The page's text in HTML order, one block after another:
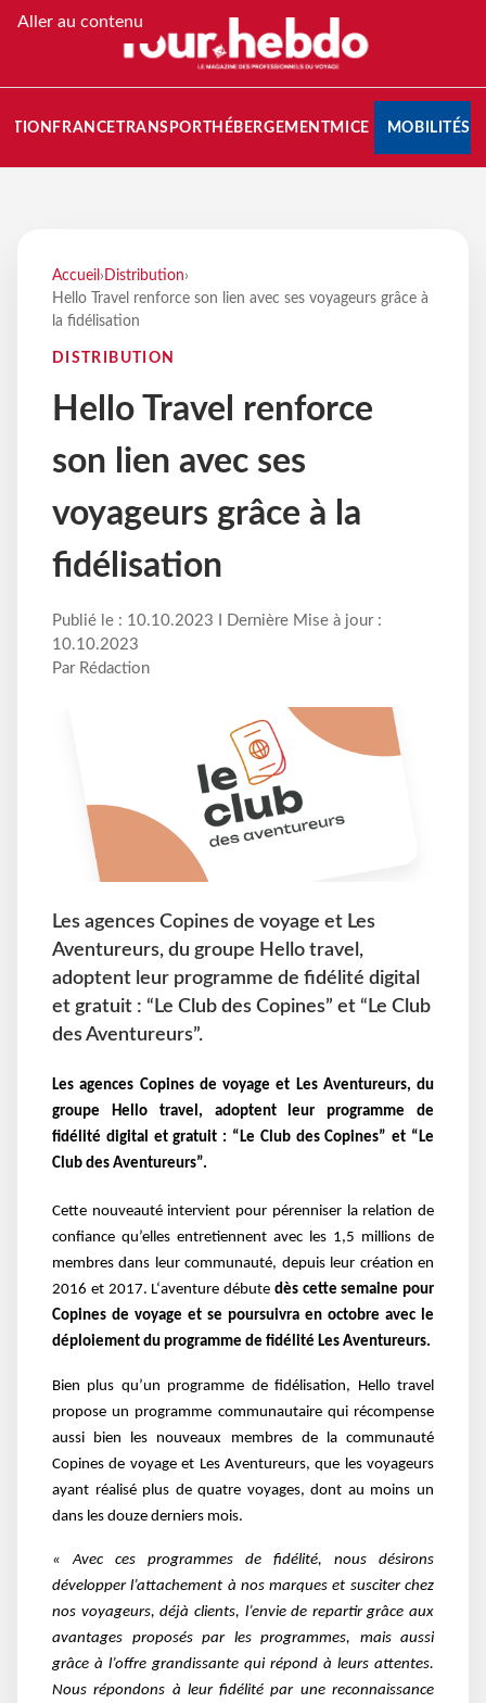
Aller au contenu
FRANCETRANSPORT HÉBERGEMENTMICE MOBILITÉS
Accueil › Distribution›
Hello Travel renforce son lien avec ses voyageurs grâce à
la fidélisation
DISTRIBUTION
Hello Travel renforce
son lien avec ses
voyageurs grâce à la
fidélisation
Publié le : 10.10.2023 I Dernière Mise à jour :
10.10.2023
Par Rédaction
Les agences Copines de voyage et Les
Aventureurs, du groupe Hello travel,
adoptent leur programme de fidélité digital
et gratuit : “Le Club des Copines” et “Le Club
des Aventureurs”.
Les agences Copines de voyage et Les Aventureurs, du
groupe Hello travel, adoptent leur programme de
fidélité digital et gratuit : “Le Club des Copines” et “Le
Club des Aventureurs”.
Cette nouveauté intervient pour pérenniser la relation de
confiance qu’elles entretiennent avec les 1,5 millions de
membres dans leur communauté, depuis leur création en
2016 et 2017. L‘aventure débute dès cette semaine pour
Copines de voyage et se poursuivra en octobre avec le
déploiement du programme de fidélité Les Aventureurs.
Bien plus qu’un programme de fidélisation, Hello travel
propose un programme communautaire qui récompense
aussi bien les nouveaux membres de la communauté
Copines de voyage et Les Aventureurs, que les voyageurs
ayant réalisé plus de quatre voyages, dont au moins un
dans les douze derniers mois.
« Avec ces programmes de fidélité, nous désirons
développer l’attachement à nos marques et susciter chez
nos voyageurs, déjà clients, l’envie de repartir grâce aux
avantages proposés par les programmes, mais aussi
grâce à l’offre grandissante qui répond à leurs attentes.
Nous répondons à leur fidélité par une reconnaissance